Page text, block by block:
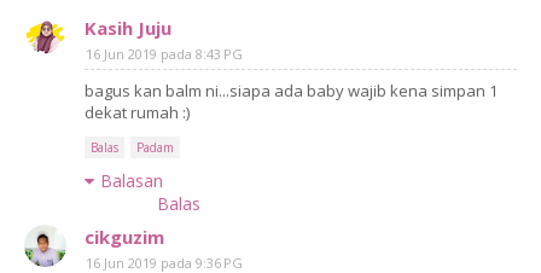
PERTAMA’.
Kasih Juju
16 Jun 2019 pada 8:43 PG
bagus kan balm ni...siapa ada baby wajib kena simpan 1
dekat rumah :)
Balas Padam
Balasan
Balas
cikguzim
16 Jun 2019 pada 9:36 PG